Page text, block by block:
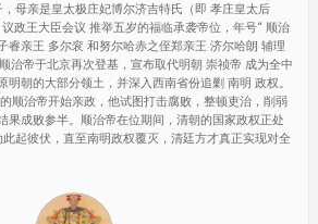
母亲是皇太极庄妃博尔济吉特氏（即 孝庄皇太后
政王大臣会议 推举五岁的福临承袭帝位，年号“ 顺治
睿亲王 多尔衮 和努尔哈赤之侄郑亲王 济尔哈朗 辅理
治帝于北京再次登基，宣布取代明朝 崇祯帝 成为全中
明朝的大部分领土，并深入西南省份追剿 南明 政权。
顺治帝开始亲政，他试图打击腐败，整顿吏治，削弱
果成败参半。顺治帝在位期间，清朝的国家政权正处
起彼伏，直至南明政权覆灭，清廷方才真正实现对全